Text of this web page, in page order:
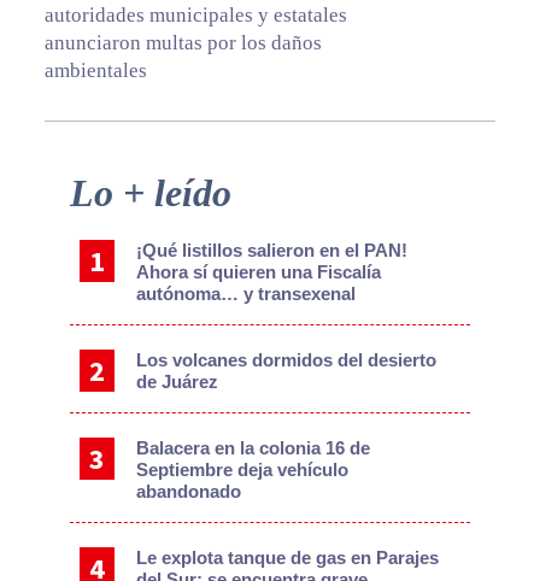
autoridades municipales y estatales
anunciaron multas por los daños
ambientales
Primary
Sidebar
Lo + leído
¡Qué listillos salieron en el PAN!
Ahora sí quieren una Fiscalía
autónoma… y transexenal
Los volcanes dormidos del desierto
de Juárez
Balacera en la colonia 16 de
Septiembre deja vehículo
abandonado
Le explota tanque de gas en Parajes